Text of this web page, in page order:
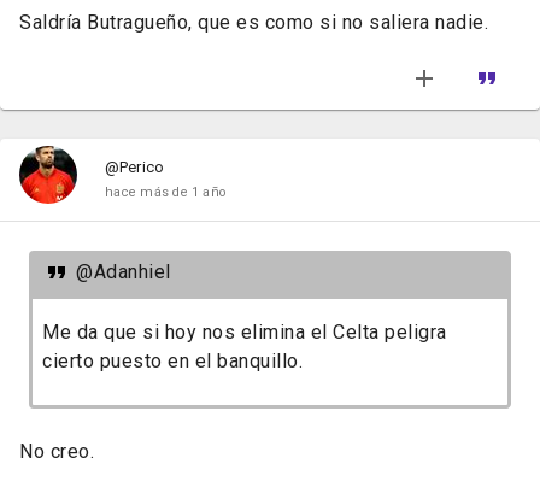
Saldría Butragueño, que es como si no saliera nadie.
@Perico
hace más de 1 año
@Adanhiel
Me da que si hoy nos elimina el Celta peligra
cierto puesto en el banquillo.
No creo.